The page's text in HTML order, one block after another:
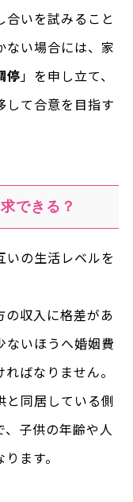
合いを試みること
ない場合には、家
停」を申し立て、
して合意を目指す
できる？
いの生活レベルを
の収入に格差があ
ないほうへ婚姻費
ばなりません。
と同居している側
子供の年齢や人
ます。